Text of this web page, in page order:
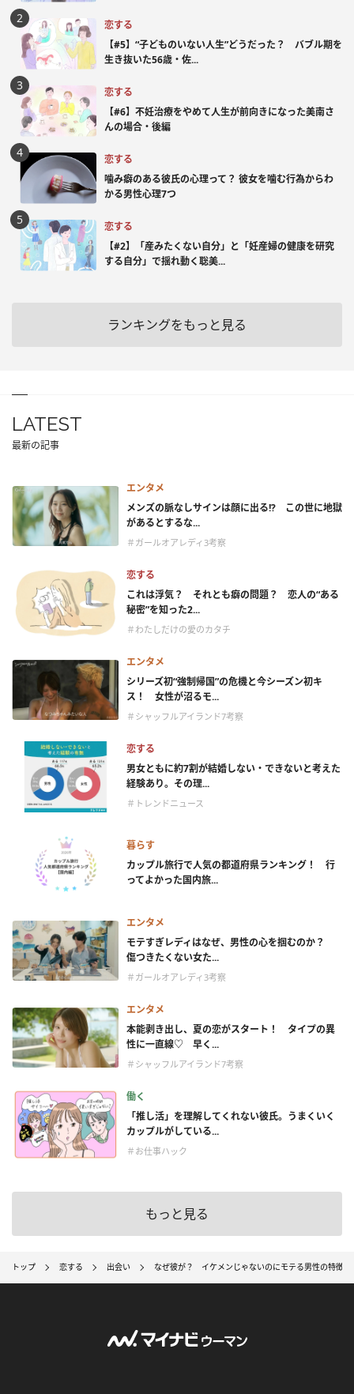
恋する
【#5】“子どものいない人生”どうだった？ バブル期を
生き抜いた56歳・佐...
恋する
【#6】不妊治療をやめて人生が前向きになった美南さ
んの場合・後編
恋する
噛み癖のある彼氏の心理って？ 彼女を噛む行為からわ
かる男性心理7つ
恋する
【#2】「産みたくない自分」と「妊産婦の健康を研究
する自分」で揺れ動く聡美...
ランキングをもっと見る
LATEST
最新の記事
エンタメ
メンズの脈なしサインは顔に出る!? この世に地獄
があるとするな...
＃ガールオアレディ3考察
恋する
これは浮気？ それとも癖の問題？ 恋人の“ある
秘密”を知った2...
＃わたしだけの愛のカタチ
エンタメ
シリーズ初“強制帰国”の危機と今シーズン初キ
ス！ 女性が沼るモ...
＃シャッフルアイランド7考察
恋する
男女ともに約7割が結婚しない・できないと考えた
経験あり。その理...
＃トレンドニュース
暮らす
カップル旅行で人気の都道府県ランキング！ 行
ってよかった国内旅...
エンタメ
モテすぎレディはなぜ、男性の心を掴むのか？
傷つきたくない女た...
＃ガールオアレディ3考察
エンタメ
本能剥き出し、夏の恋がスタート！ タイプの異
性に一直線♡ 早く...
＃シャッフルアイランド7考察
働く
「推し活」を理解してくれない彼氏。うまくいく
カップルがしている...
＃お仕事ハック
もっと見る
トップ 恋する 出会い なぜ彼が？ イケメンじゃないのにモテる男性の特徴4